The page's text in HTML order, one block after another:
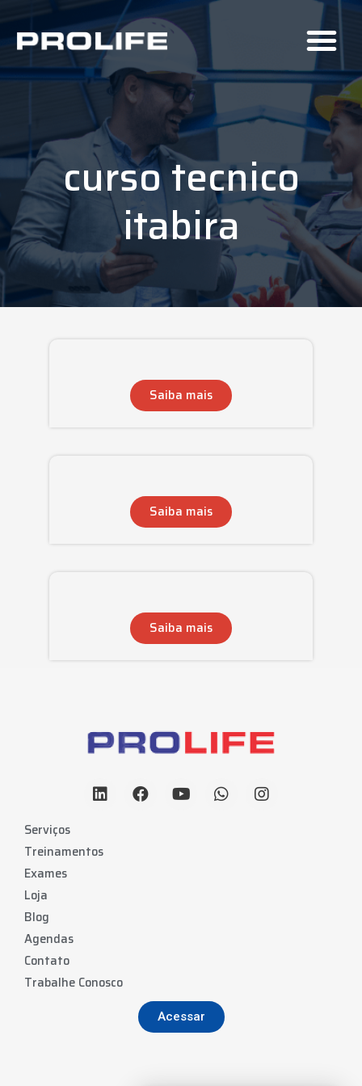
curso tecnico
itabira
Saiba mais
Saiba mais
Saiba mais
Serviços
Treinamentos
Exames
Loja
Blog
Agendas
Contato
Trabalhe Conosco
Acessar